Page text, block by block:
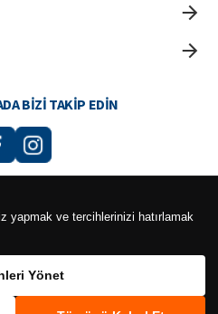
BIZI TAKIP EDIN
Limited Şirketi 2026 ©
yapmak ve tercihlerinizi hatırlamak
Yönet